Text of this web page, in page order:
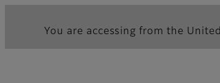
You are accessing from the